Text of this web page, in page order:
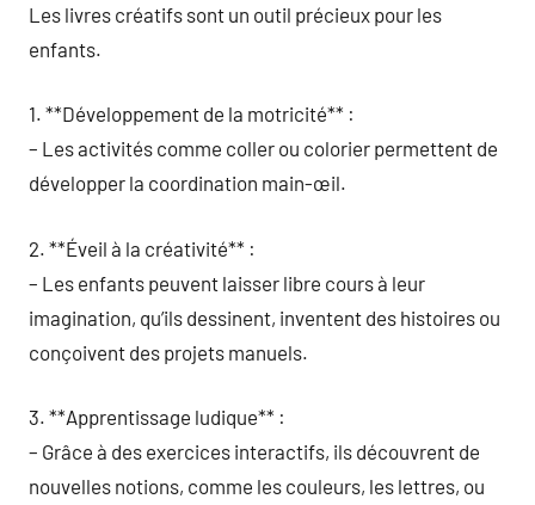
Les livres créatifs sont un outil précieux pour les
enfants.
1. **Développement de la motricité** :
– Les activités comme coller ou colorier permettent de
développer la coordination main-œil.
2. **Éveil à la créativité** :
– Les enfants peuvent laisser libre cours à leur
imagination, qu’ils dessinent, inventent des histoires ou
conçoivent des projets manuels.
3. **Apprentissage ludique** :
– Grâce à des exercices interactifs, ils découvrent de
nouvelles notions, comme les couleurs, les lettres, ou